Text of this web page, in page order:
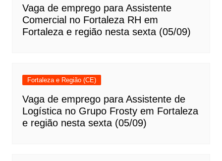
Vaga de emprego para Assistente
Comercial no Fortaleza RH em
Fortaleza e região nesta sexta (05/09)
Fortaleza e Região (CE)
Vaga de emprego para Assistente de
Logística no Grupo Frosty em Fortaleza
e região nesta sexta (05/09)